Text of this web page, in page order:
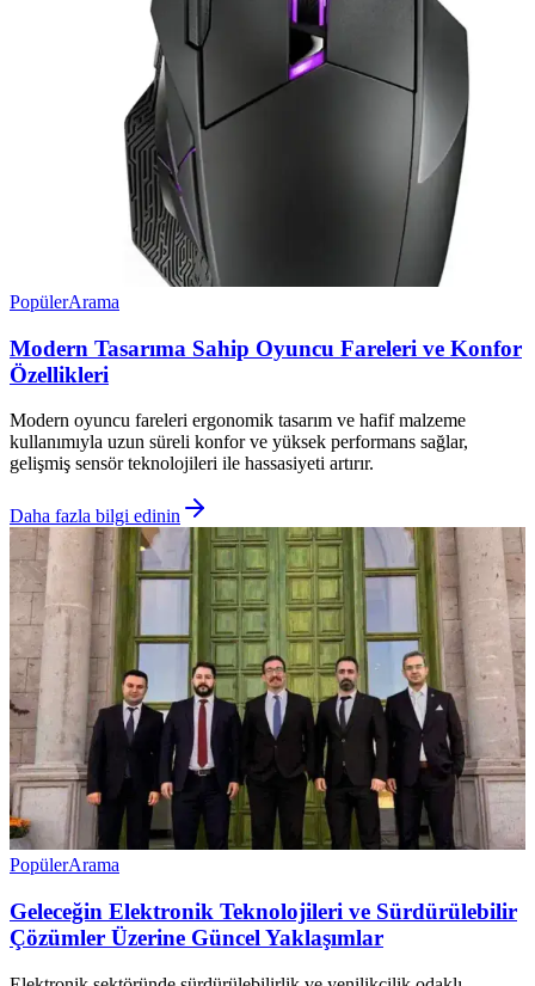
PopülerArama
Modern Tasarıma Sahip Oyuncu Fareleri ve Konfor
Özellikleri
Modern oyuncu fareleri ergonomik tasarım ve hafif malzeme
kullanımıyla uzun süreli konfor ve yüksek performans sağlar,
gelişmiş sensör teknolojileri ile hassasiyeti artırır.
Daha fazla bilgi edinin
PopülerArama
Geleceğin Elektronik Teknolojileri ve Sürdürülebilir
Çözümler Üzerine Güncel Yaklaşımlar